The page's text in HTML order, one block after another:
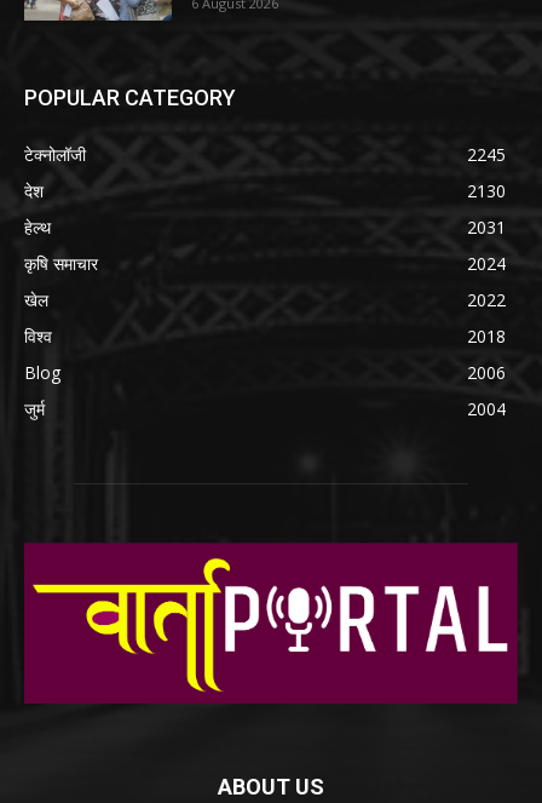
POPULAR CATEGORY
टेक्नोलॉजी
2245
देश
2130
हेल्थ
2031
कृषि समाचार
2024
खेल
2022
विश्व
2018
Blog
2006
जुर्म
2004
ABOUT US